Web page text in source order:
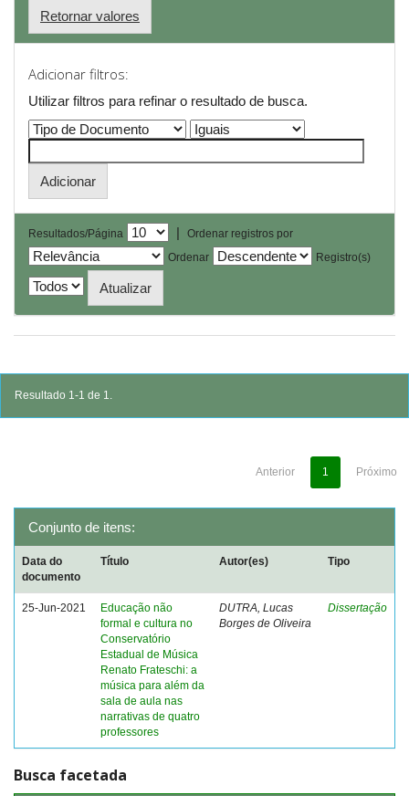
Retornar valores
Adicionar filtros:
Utilizar filtros para refinar o resultado de busca.
Resultados/Página |
Ordenar registros por
Ordenar
Registro(s)
Resultado 1-1 de 1.
Anterior 1 Próximo
Conjunto de itens:
Data do
documento
Título Autor(es) Tipo
25-Jun-2021
Educação não
formal e cultura no
Conservatório
Estadual de Música
Renato Frateschi: a
música para além da
sala de aula nas
narrativas de quatro
professores
DUTRA, Lucas
Borges de Oliveira
Dissertação
Busca facetada